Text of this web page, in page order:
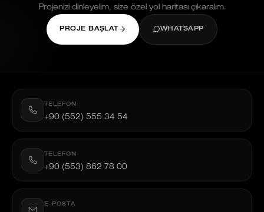
Projenizi dinleyelim, size özel yol haritası çıkaralım.
PROJE BAŞLAT WHATSAPP
TELEFON
+90 (552) 555 34 54
TELEFON
+90 (553) 862 78 00
E-POSTA